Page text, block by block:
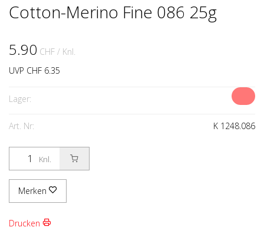
Cotton-Merino Fine 086 25g
5.90 CHF / Knl.
UVP CHF 6.35
Lager:
Art. Nr: K 1248.086
Knl.
Merken
Drucken